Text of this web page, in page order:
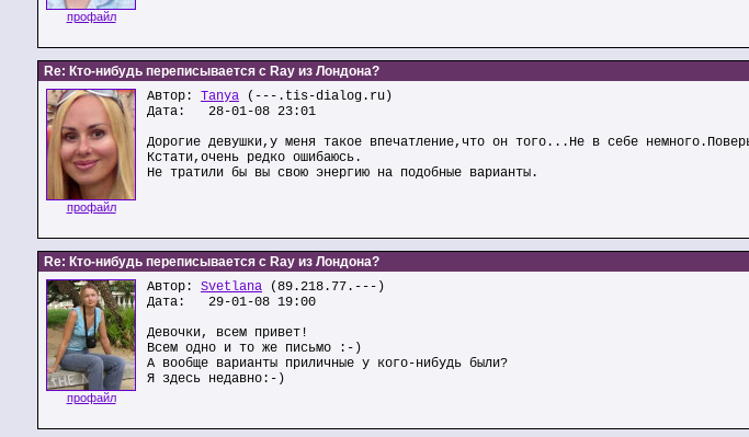
профайл
Re: Кто-нибудь переписывается с Ray из Лондона?
профайл
Автор: Tanya (---.tis-dialog.ru)
Дата: 28-01-08 23:01
Дорогие девушки,у меня такое впечатление,что он того...Не в себе
Кстати,очень редко ошибаюсь.
Не тратили бы вы свою энергию на подобные варианты.
Re: Кто-нибудь переписывается с Ray из Лондона?
профайл
Автор: Svetlana (89.218.77.---)
Дата: 29-01-08 19:00
Девочки, всем привет!
Всем одно и то же письмо :-)
А вообще варианты приличные у кого-нибудь были?
Я здесь недавно:-)